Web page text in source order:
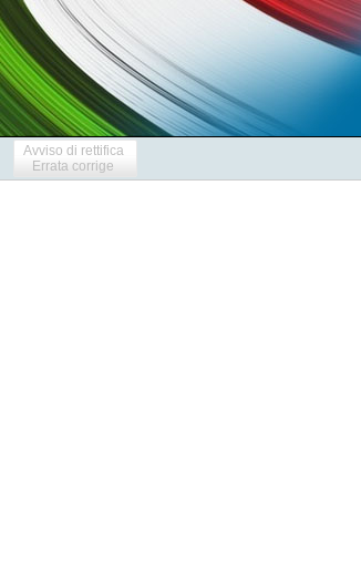
Avviso di rettifica
Errata corrige